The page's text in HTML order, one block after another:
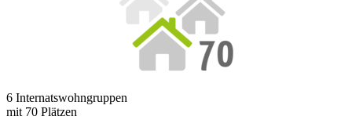
6 Internatswohngruppen
mit 70 Plätzen